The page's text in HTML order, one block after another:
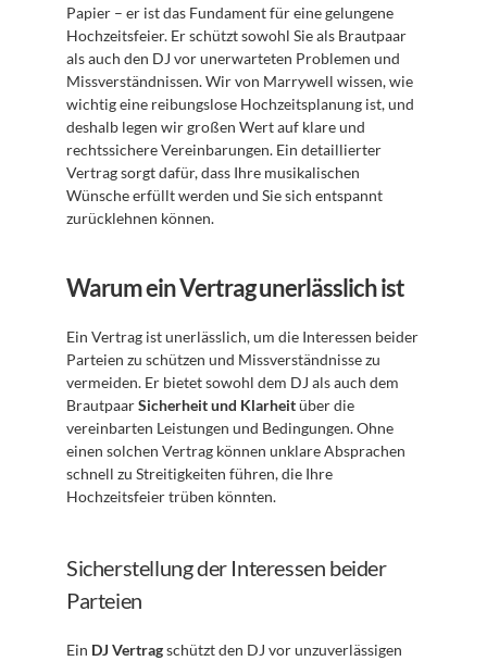
Papier – er ist das Fundament für eine gelungene
Hochzeitsfeier. Er schützt sowohl Sie als Brautpaar
als auch den DJ vor unerwarteten Problemen und
Missverständnissen. Wir von Marrywell wissen, wie
wichtig eine reibungslose Hochzeitsplanung ist, und
deshalb legen wir großen Wert auf klare und
rechtssichere Vereinbarungen. Ein detaillierter
Vertrag sorgt dafür, dass Ihre musikalischen
Wünsche erfüllt werden und Sie sich entspannt
zurücklehnen können.
Warum ein Vertrag unerlässlich ist
Ein Vertrag ist unerlässlich, um die Interessen beider
Parteien zu schützen und Missverständnisse zu
vermeiden. Er bietet sowohl dem DJ als auch dem
Brautpaar Sicherheit und Klarheit über die
vereinbarten Leistungen und Bedingungen. Ohne
einen solchen Vertrag können unklare Absprachen
schnell zu Streitigkeiten führen, die Ihre
Hochzeitsfeier trüben könnten.
Sicherstellung der Interessen beider
Parteien
Ein DJ Vertrag schützt den DJ vor unzuverlässigen